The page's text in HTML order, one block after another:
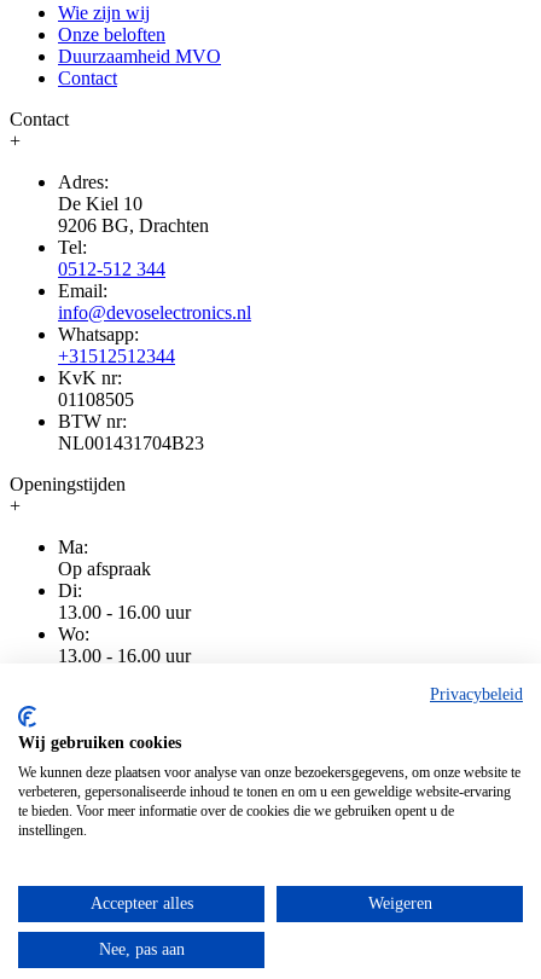
Wie zijn wij
Onze beloften
Duurzaamheid MVO
Contact
Contact
+
Adres:
De Kiel 10
9206 BG, Drachten
Tel:
0512-512 344
Email:
info@devoselectronics.nl
Whatsapp:
+31512512344
KvK nr:
01108505
BTW nr:
NL001431704B23
Openingstijden
+
Ma:
Op afspraak
Di:
13.00 - 16.00 uur
Wo:
13.00 - 16.00 uur
13.00 - 16.00 uur
Gesloten
Zo:
Gesloten
Algemene voorwaarden Cookiebeleid|Disclaimer
Alle genoemde prijzen zijn inclusief BTW
Alle genoemde prijzen zijn inclusief BTW
Privacybeleid
Wij gebruiken cookies
We kunnen deze plaatsen voor analyse van onze bezoekersgegevens, om onze website te
verbeteren, gepersonaliseerde inhoud te tonen en om u een geweldige website-ervaring
te bieden. Voor meer informatie over de cookies die we gebruiken opent u de
instellingen.
Accepteer alles Weigeren
Nee, pas aan